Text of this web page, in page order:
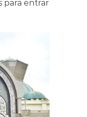
para entrar